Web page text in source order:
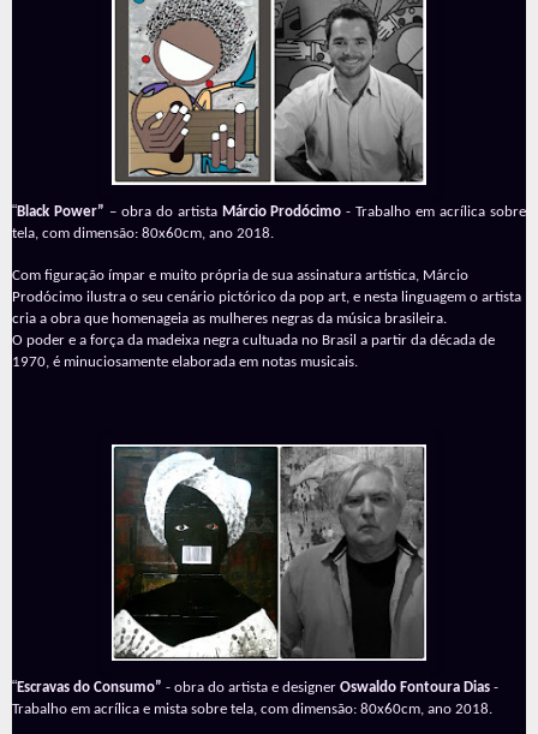
“Black Power” – obra do artista Márcio Prodócimo - Trabalho em acrílica sobre
tela, com dimensão: 80x60cm, ano 2018.
Com figuração ímpar e muito própria de sua assinatura artística, Márcio
Prodócimo ilustra o seu cenário pictórico da pop art, e nesta linguagem o artista
cria a obra que homenageia as mulheres negras da música brasileira.
O poder e a força da madeixa negra cultuada no Brasil a partir da década de
1970, é minuciosamente elaborada em notas musicais.
“Escravas do Consumo” - obra do artista e designer Oswaldo Fontoura Dias -
Trabalho em acrílica e mista sobre tela, com dimensão: 80x60cm, ano 2018.